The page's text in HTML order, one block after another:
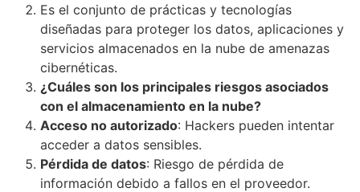
Es el conjunto de prácticas y tecnologías
diseñadas para proteger los datos, aplicaciones y
servicios almacenados en la nube de amenazas
cibernéticas.
¿Cuáles son los principales riesgos asociados
con el almacenamiento en la nube?
Acceso no autorizado: Hackers pueden intentar
acceder a datos sensibles.
Pérdida de datos: Riesgo de pérdida de
información debido a fallos en el proveedor.